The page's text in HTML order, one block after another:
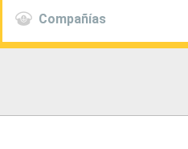
Compañías